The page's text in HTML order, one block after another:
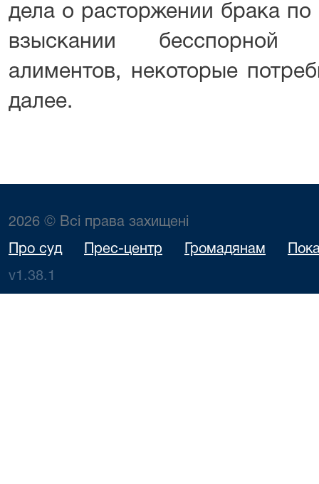
дела о расторжении брака
взыскании бесспорной
алиментов, некоторые
далее.
2026 © Всі права захищені
Про суд Прес-центр Громадянам
v1.38.1